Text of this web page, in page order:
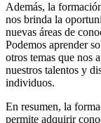
Además, la
nos brinda la
nuevas áreas de
Podemos aprender
otros temas que nos
nuestros talentos y
individuos.
En resumen, la
permite adquirir